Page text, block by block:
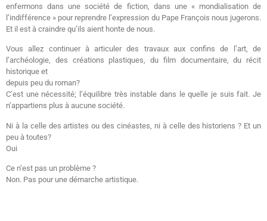
enfermons dans une société de fiction, dans une « mondialisation de
l’indifférence » pour reprendre l’expression du Pape François nous jugerons.
Et il est à craindre qu’ils aient honte de nous.
Vous allez continuer à articuler des travaux aux confins de l’art, de
l’archéologie, des créations plastiques, du film documentaire, du récit
historique et
depuis peu du roman?
C’est une nécessité; l’équilibre très instable dans le quelle je suis fait. Je
n’appartiens plus à aucune société.
Ni à la celle des artistes ou des cinéastes, ni à celle des historiens ? Et un
peu à toutes?
Oui
Ce n’est pas un problème ?
Non. Pas pour une démarche artistique.